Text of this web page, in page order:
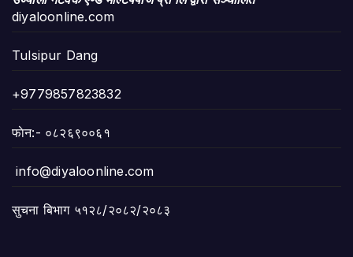
diyaloonline.com
Tulsipur Dang
+9779857823832
फाेन:- ०८२६९००६१
info@diyaloonline.com
सुचना बिभाग ५१२८/२०८२/२०८३